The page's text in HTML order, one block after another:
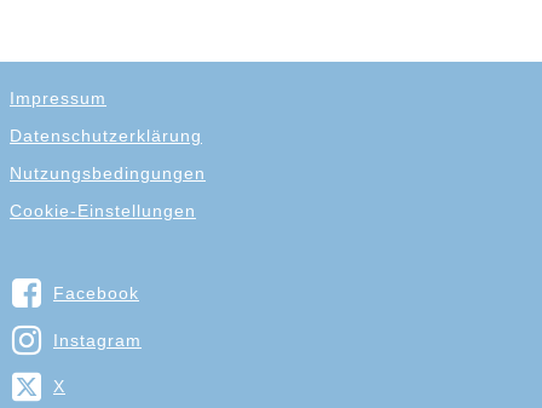
Impressum
Datenschutzerklärung
Nutzungsbedingungen
Cookie-Einstellungen
Facebook
Instagram
X